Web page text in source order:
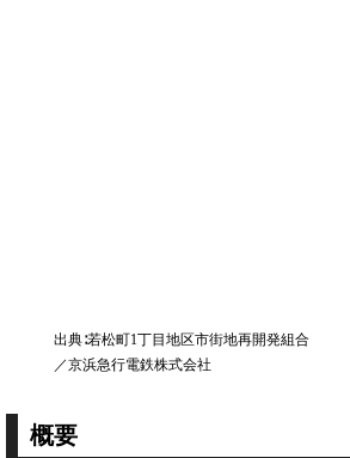
出典∶若松町1丁目地区市街地再開発組合
／京浜急行電鉄株式会社
概要